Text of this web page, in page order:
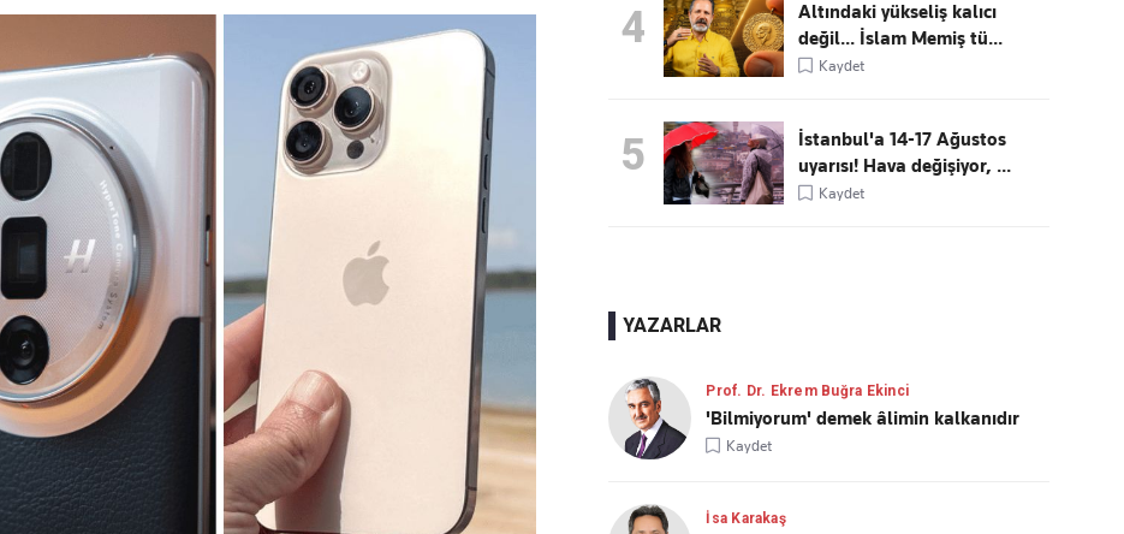
4
Altındaki yükseliş kalıcı
değil... İslam Memiş tü...
Kaydet
5
İstanbul'a 14-17 Ağustos
uyarısı! Hava değişiyor, ...
Kaydet
YAZARLAR
Prof. Dr. Ekrem Buğra Ekinci
'Bilmiyorum' demek âlimin kalkanıdır
Kaydet
İsa Karakaş